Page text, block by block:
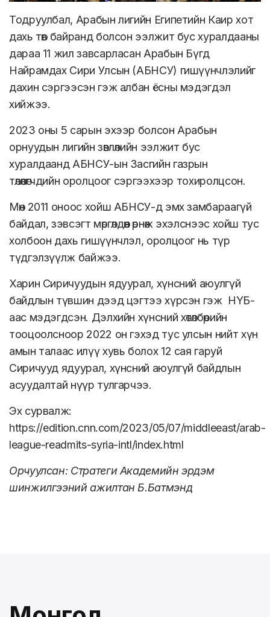
Тодруулбал, Арабын лигийн Египетийн Каир хот
дахь төв байранд болсон ээлжит бус хуралдааны
дараа 11 жил завсарласан Арабын Бүгд
Найрамдах Сири Улсын (АБНСУ) гишүүнчлэлийг
дахин сэргээсэн гэж албан ёсны мэдэгдэл
хийжээ.
2023 оны 5 сарын эхээр болсон Арабын
орнуудын лигийн зөвлөлийн ээлжит бус
хуралдаанд АБНСУ-ын Засгийн газрын
төлөөлөгчдийн оролцоог сэргээхээр тохиролцсон.
Мөн 2011 оноос хойш АБНСУ-д эмх замбараагүй
байдал, зэвсэгт мөргөлдөөн өрнөж эхэлснээс хойш тус
холбоон дахь гишүүнчлэл, оролцоог нь түр
түдгэлзүүлж байжээ.
Харин Сиричуудын ядуурал, хүнсний аюулгүй
байдлын түвшин дээд цэгтээ хүрсэн гэж НҮБ-
аас мэдэгдсэн. Дэлхийн хүнсний хөтөлбөрийн
тооцоолсноор 2022 он гэхэд тус улсын нийт хүн
амын талаас илүү хувь болох 12 сая гаруй
Сиричууд ядуурал, хүнсний аюулгүй байдлын
асуудалтай нүүр тулгарчээ.
Эх сурвалж:
https://edition.cnn.com/2023/05/07/middleeast/arab-
league-readmits-syria-intl/index.html
Орчуулсан: Стратеги Академийн эрдэм
шинжилгээний ажилтан Б.Батмэнд